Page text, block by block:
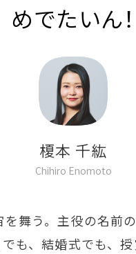
めでたいん！
榎本 千紘
Chihiro Enomoto
舞う。主役の名前
も、結婚式でも、